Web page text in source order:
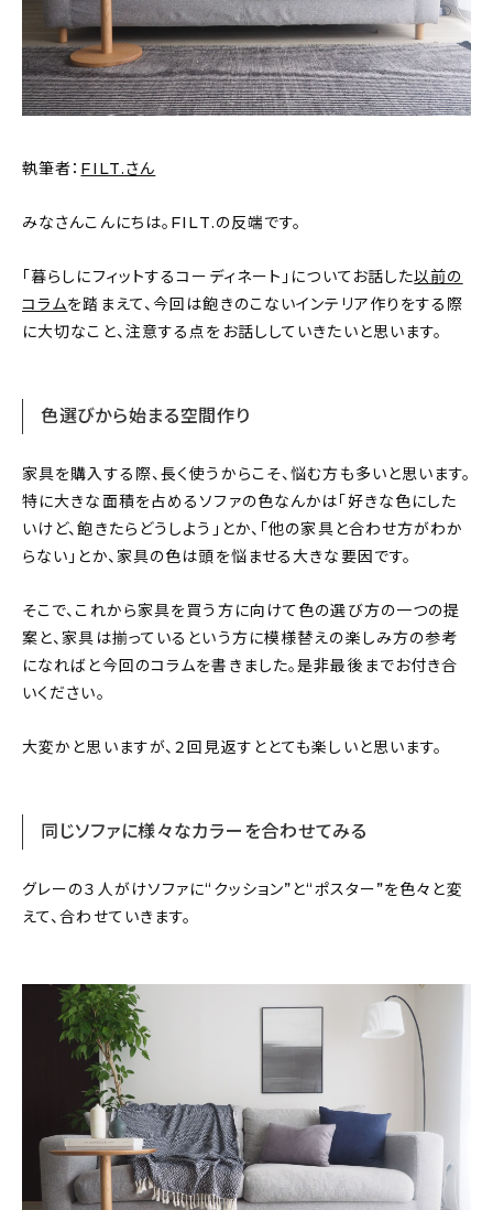
新着記事
人気の記事
キッチン
ギフト
About
会社概要
プライバシーポリシー
お問い合わせ
執筆者： FILT.さん
みなさんこんにちは。FILT.の反端です。
「暮らしにフィットするコーディネート」についてお話した以前の
コラムを踏まえて、今回は飽きのこないインテリア作りをする際
に大切なこと、注意する点をお話ししていきたいと思います。
色選びから始まる空間作り
家具を購入する際、長く使うからこそ、悩む方も多いと思います。
特に大きな面積を占めるソファの色なんかは「好きな色にした
いけど、飽きたらどうしよう」とか、「他の家具と合わせ方がわか
らない」とか、家具の色は頭を悩ませる大きな要因です。
そこで、これから家具を買う方に向けて色の選び方の一つの提
案と、家具は揃っているという方に模様替えの楽しみ方の参考
になればと今回のコラムを書きました。是非最後までお付き合
いください。
大変かと思いますが、２回見返すととても楽しいと思います。
同じソファに様々なカラーを合わせてみる
グレーの３人がけソファに“クッション”と“ポスター”を色々と変
えて、合わせていきます。